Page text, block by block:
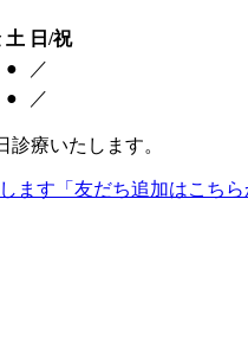
土 日/祝
●
／
● ／
療いたします。